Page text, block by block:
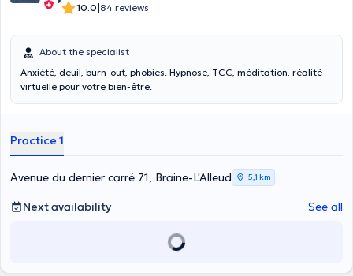
10.0|84 reviews
About the specialist
Anxiété, deuil, burn-out, phobies. Hypnose, TCC, méditation, réalité
virtuelle pour votre bien-être.
Practice 1
Avenue du dernier carré 71, Braine-L'Alleud 5,1 km
Next availability See all